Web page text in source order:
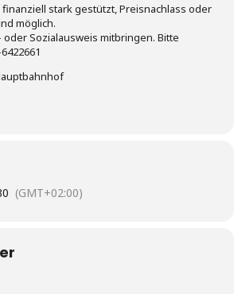
stark gestützt, Preisnachlass oder
möglich.
oder Sozialausweis mitbringen. Bitte
(GMT+02:00)